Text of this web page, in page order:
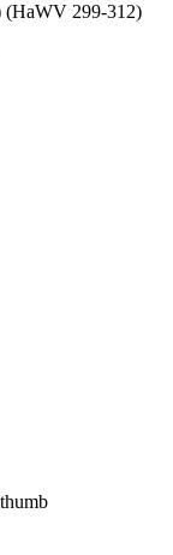
(HaWV 299-312)